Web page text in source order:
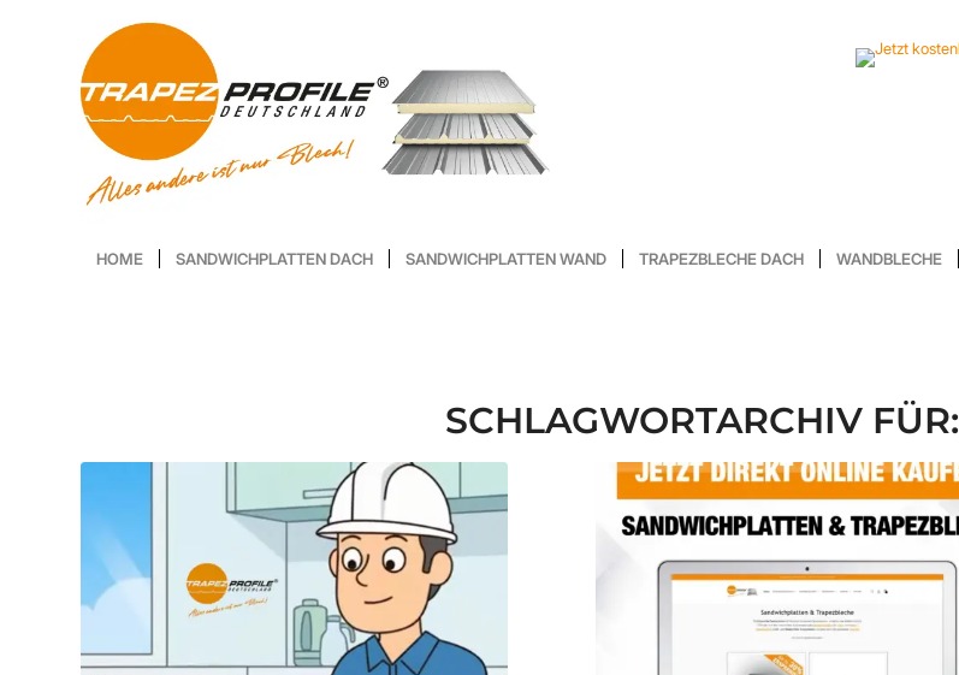
HOME SANDWICHPLATTEN DACH SANDWICHPLATTEN WAND TRAPEZBLECHE DACH WANDBLECHE
SCHLAGWORTARCHIV FÜR: